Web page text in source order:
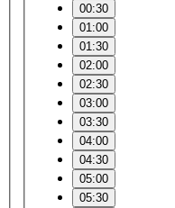
00:30
01:00
01:30
02:00
02:30
03:00
03:30
04:00
04:30
05:00
05:30